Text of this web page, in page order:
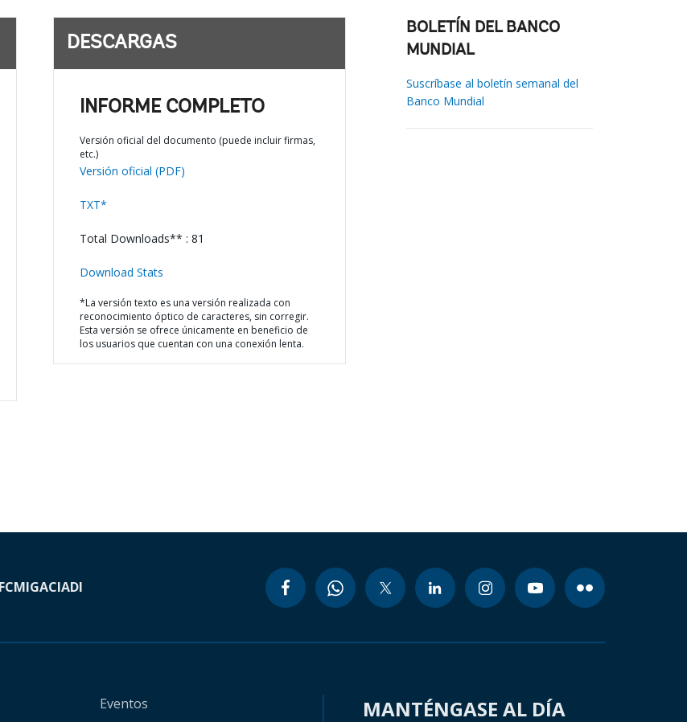
DESCARGAS
INFORME COMPLETO
Versión oficial del documento (puede incluir firmas,
etc.)
Versión oficial (PDF)
TXT*
Total Downloads** : 81
Download Stats
*La versión texto es una versión realizada con
reconocimiento óptico de caracteres, sin corregir.
Esta versión se ofrece únicamente en beneficio de
los usuarios que cuentan con una conexión lenta.
BOLETÍN DEL BANCO
MUNDIAL
Suscríbase al boletín semanal del
Banco Mundial
MIGACIADI
Eventos MANTÉNGASE AL DÍA